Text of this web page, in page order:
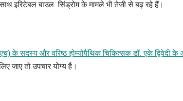
इरिटेबल बाउल सिंड्रोम के मामले भी तेजी से बढ़ रहे हैं।
के सदस्य और वरिष्ठ होम्योपैथिक चिकित्सक डॉ. एके द्विवेदी के
जाए तो उपचार योग्य है।